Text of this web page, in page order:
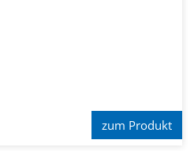
zum Produkt